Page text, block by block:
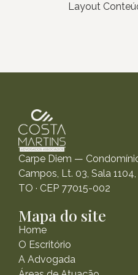
Layout
Carpe Diem —
Campos, Lt. 03, Sala
TO · CEP 77015-002
Mapa do site
Home
O Escritório
A Advogada